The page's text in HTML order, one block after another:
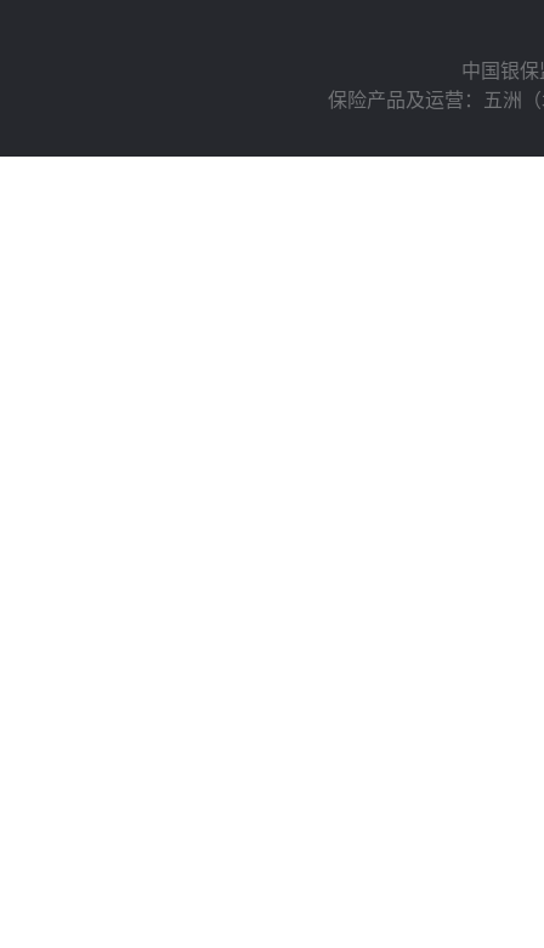
中国银
保险产品及运营：五洲